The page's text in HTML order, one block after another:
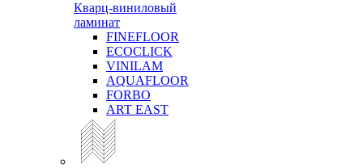
Кварц-виниловый
ламинат
FINEFLOOR
ECOCLICK
VINILAM
AQUAFLOOR
FORBO
ART EAST